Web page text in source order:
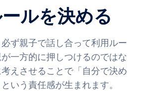
ルを決める
ず親子で話し合って利用ルー
一方的に押しつけるのではな
えさせることで「自分で決め
いう責任感が生まれます。